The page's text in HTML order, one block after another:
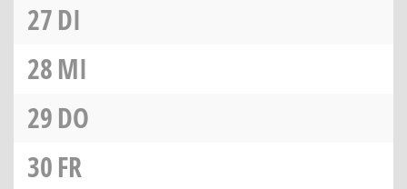
27DI
28MI
29DO
30FR